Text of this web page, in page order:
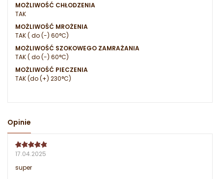
MOŻLIWOŚĆ CHŁODZENIA
TAK
MOŻLIWOŚĆ MROŻENIA
TAK ( do (-) 60°C)
MOŻLIWOŚĆ SZOKOWEGO ZAMRAŻANIA
TAK ( do (-) 60°C)
MOŻLIWOŚĆ PIECZENIA
TAK (do (+) 230°C)
Opinie
17.04.2025
super